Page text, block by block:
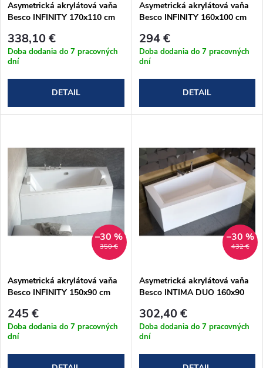
p
r
o
d
k
t
o
r
o
d
u
k
t
o
v
Asymetrická akrylátová vaňa
Besco INFINITY 170x110 cm
338,10 €
Doba dodania do 7 pracovných
dní
DETAIL
Asymetrická akrylátová vaňa
Besco INFINITY 160x100 cm
294 €
Doba dodania do 7 pracovných
dní
DETAIL
350 €
–30 %
Asymetrická akrylátová vaňa
Besco INFINITY 150x90 cm
245 €
Doba dodania do 7 pracovných
dní
432 €
–30 %
Asymetrická akrylátová vaňa
Besco INTIMA DUO 160x90
302,40 €
Doba dodania do 7 pracovných
dní